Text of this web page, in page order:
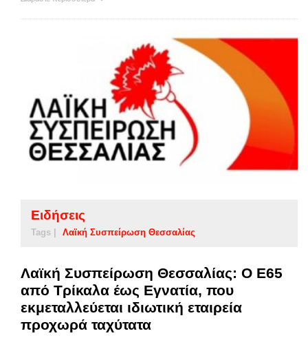
Ειδήσεις
Tags | Λαϊκή Συσπείρωση Θεσσαλίας
Λαϊκή Συσπείρωση Θεσσαλίας: Ο Ε65
από Τρίκαλα έως Εγνατία, που
εκμεταλλεύεται ιδιωτική εταιρεία
προχωρά ταχύτατα